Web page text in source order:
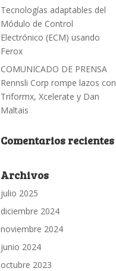
Tecnologías adaptables del
Módulo de Control
Electrónico (ECM) usando
Ferox
COMUNICADO DE PRENSA
Rennsli Corp rompe lazos con
Triformx, Xcelerate y Dan
Maltais
Comentarios recientes
Archivos
julio 2025
diciembre 2024
noviembre 2024
junio 2024
octubre 2023